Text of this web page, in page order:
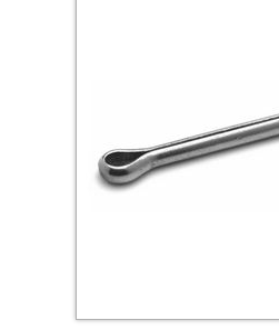
Заклепки (Гайки-
Инструмент
Крюки, кольца с